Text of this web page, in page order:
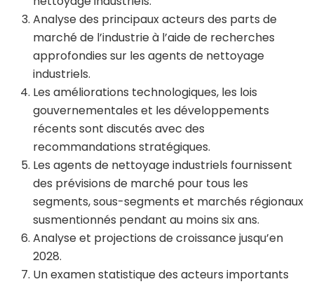
Analyse des principaux acteurs des parts de
marché de l’industrie à l’aide de recherches
approfondies sur les agents de nettoyage
industriels.
Les améliorations technologiques, les lois
gouvernementales et les développements
récents sont discutés avec des
recommandations stratégiques.
Les agents de nettoyage industriels fournissent
des prévisions de marché pour tous les
segments, sous-segments et marchés régionaux
susmentionnés pendant au moins six ans.
Analyse et projections de croissance jusqu’en
2028.
Un examen statistique des acteurs importants